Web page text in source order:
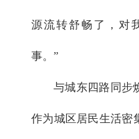
源流转舒畅了，对
事。”
与城东四路同步
作为城区居民生活密